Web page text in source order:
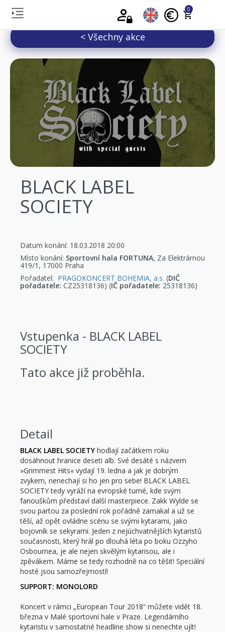
0
< Všechny akce
BLACK LABEL
SOCIETY
Datum konání: 18.03.2018 20:00
Místo konání: Sportovní hala FORTUNA, Za Elektrárnou
419/1, 17000 Praha
Pořadatel: PRAGOKONCERT BOHEMIA, a.s. (DIČ
pořadatele: CZ25318136) (IČ pořadatele: 25318136)
Vstupenka - BLACK LABEL
SOCIETY
Tato akce již proběhla.
Detail
BLACK LABEL SOCIETY hodlají začátkem roku
dosáhnout hranice deseti alb. Své desáté s názvem
»Grimmest Hits« vydají 19. ledna a jak je dobrým
zvykem, nenechají si ho jen pro sebe! BLACK LABEL
SOCIETY tedy vyráží na evropské turné, kde svým
fanouškům představí další masterpiece. Zakk Wylde se
svou partou za poslední rok pořádně zamakal a už se
těší, až opět ovládne scénu se svými kytarami, jako
bojovník se sekyrami. Jeden z nejúchvatnějších kytaristů
současnosti, který hrál po dlouhá léta po boku Ozzyho
Osbournea, je ale nejen skvělým kytarisou, ale i
zpěvákem. Máme se tedy rozhodně na co těšit! Speciální
hosté jsou samozřejmostí!
SUPPORT: MONOLORD
Koncert v rámci „European Tour 2018“ můžete vidět 18.
března v Malé sportovní hale v Praze. Legendárního
kytaristu v samostatné headline show si nenechte ujít!